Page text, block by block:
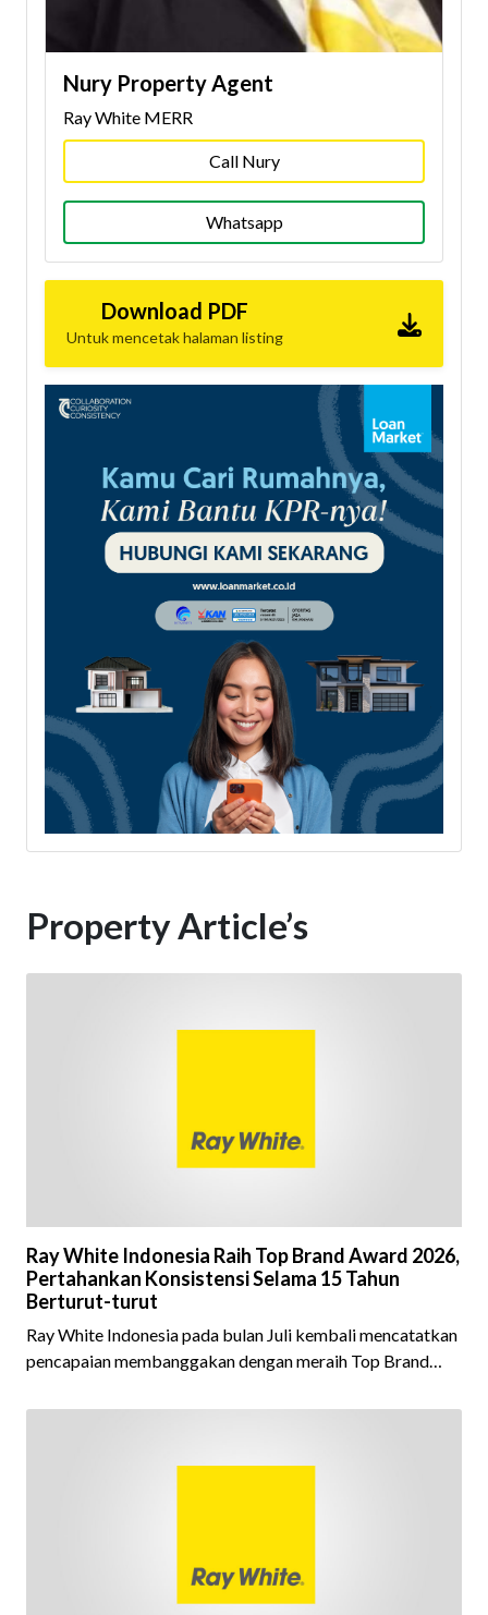
Nury Property Agent
Ray White MERR
Call Nury
Whatsapp
Download PDF
Untuk mencetak halaman listing
Property Article’s
Ray White Indonesia Raih Top Brand Award 2026,
Pertahankan Konsistensi Selama 15 Tahun
Berturut-turut
Ray White Indonesia pada bulan Juli kembali mencatatkan
pencapaian membanggakan dengan meraih Top Brand
ini menjadi semakin istimewa karena Ray White Indonesia
tahun berturut-turut, sebuah bukti nyata atas konsistensi,